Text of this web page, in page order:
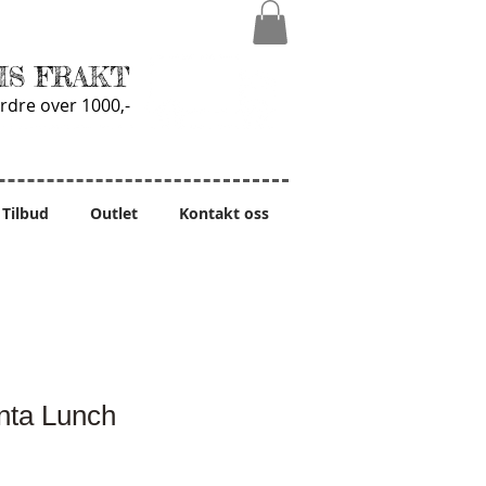
FRAKT
over 1000,-
Tilbud Outlet Kontakt oss
Lunch